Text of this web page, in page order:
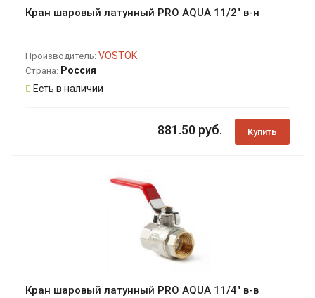
Кран шаровый латунный PRO AQUA 11/2" в-н
Производитель: VOSTOK
Страна: Россия
Есть в наличии
881.50 руб. Купить
Кран шаровый латунный PRO AQUA 11/4" в-в